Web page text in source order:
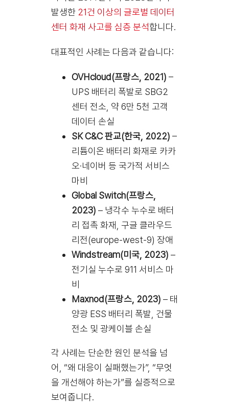
발생한21건 이상의 글로벌 데이터
센터 화재 사고를 심층 분석합니다.
대표적인 사례는 다음과 같습니다:
OVHcloud(프랑스, 2021) –
UPS 배터리 폭발로 SBG2
센터 전소, 약 6만 5천 고객
데이터 손실
SK C&C 판교(한국, 2022) –
리튬이온 배터리 화재로 카카
오·네이버 등 국가적 서비스
마비
Global Switch(프랑스,
2023) – 냉각수 누수로 배터
리 접촉 화재, 구글 클라우드
리전(europe-west-9) 장애
Windstream(미국, 2023) –
전기실 누수로 911 서비스 마
비
Maxnod(프랑스, 2023) – 태
양광 ESS 배터리 폭발, 건물
전소 및 광케이블 손실
각 사례는 단순한 원인 분석을 넘
어, “왜 대응이 실패했는가”, “무엇
을 개선해야 하는가”를 실증적으로
보여줍니다.